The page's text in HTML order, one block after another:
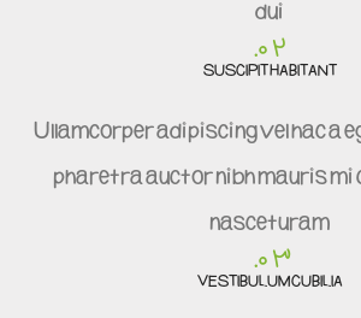
dui
02.
SUSCIPIT HABITANT
Ullamcorper adipiscing vel hac a
pharetra auctor nibh mauris mi
nasceturam
03.
VESTIBULUM CUBILIA